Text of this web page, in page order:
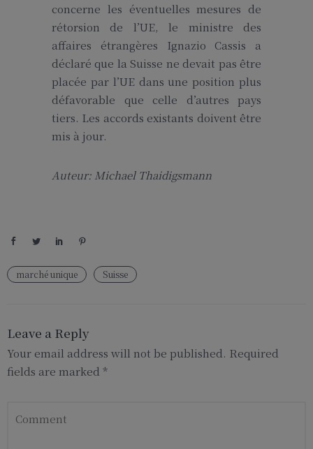
concerne les éventuelles mesures de
rétorsion de l’UE, le ministre des
affaires étrangères Ignazio Cassis a
déclaré que la Suisse ne devait pas être
placée par l’UE dans une position plus
défavorable que celle d’autres pays
tiers. Les accords existants doivent être
mis à jour.
Auteur: Michael Thaidigsmann
marché unique Suisse
Leave a Reply
Your email address will not be published. Required
fields are marked *